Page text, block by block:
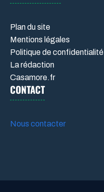
Plan du site
Mentions légales
Politique de confidentialité
La rédaction
Casamore.fr
CONTACT
Nous contacter